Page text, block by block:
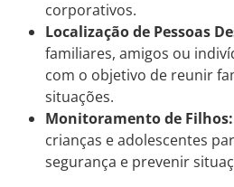
corporativos.
Localização de Pessoas
familiares, amigos ou
com o objetivo de reunir
situações.
Monitoramento de Filhos:
crianças e adolescentes
segurança e prevenir